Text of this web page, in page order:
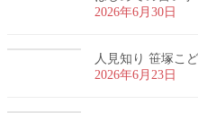
2026年6月30日
人見知り 笹塚こ
2026年6月23日